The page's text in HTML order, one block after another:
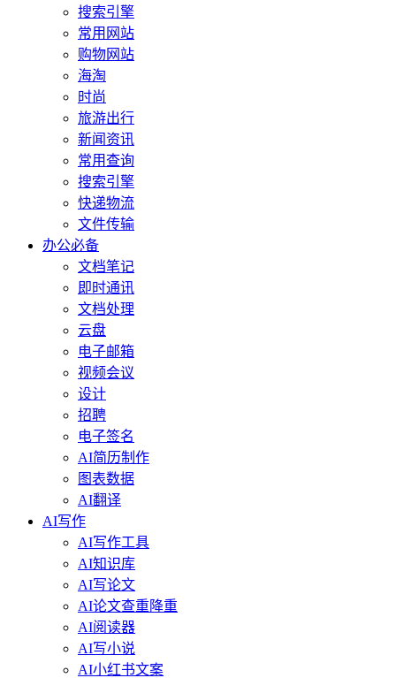
搜索引擎
常用网站
购物网站
海淘
时尚
旅游出行
新闻资讯
常用查询
搜索引擎
快递物流
文件传输
办公必备
文档笔记
即时通讯
文档处理
云盘
电子邮箱
视频会议
设计
招聘
电子签名
AI简历制作
图表数据
AI翻译
AI写作
AI写作工具
AI知识库
AI写论文
AI论文查重降重
AI阅读器
AI写小说
AI小红书文案